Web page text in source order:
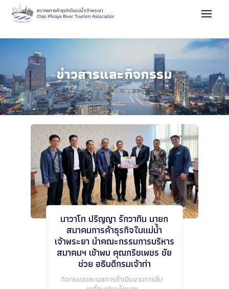
ข่าวสารและกิจกรรม
นาวาโท ปริญญา รักวาทิน นายก
สมาคมการค้าธุรกิจในแม่น้ำ
เจ้าพระยา นำคณะกรรมการบริหาร
สมาคมฯ เข้าพบ คุณกริชเพชร ชัย
ช่วย อธิบดีกรมเจ้าท่า
กิจกรรมและผลการดำเนินงานการขับ